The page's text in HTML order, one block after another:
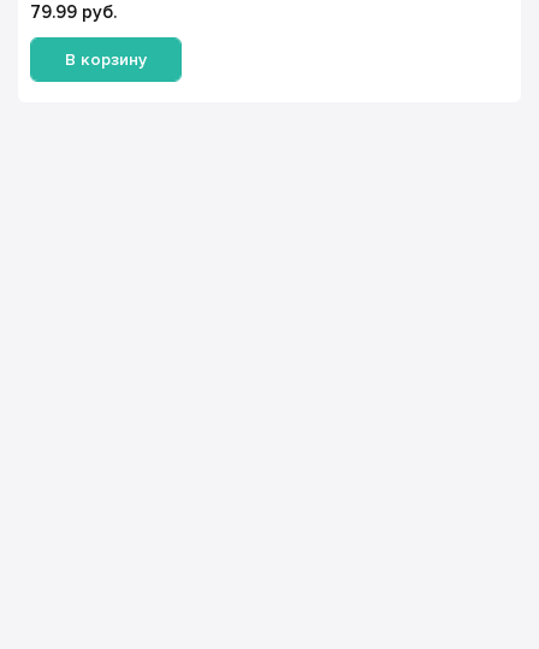
79.99 руб.
В корзину